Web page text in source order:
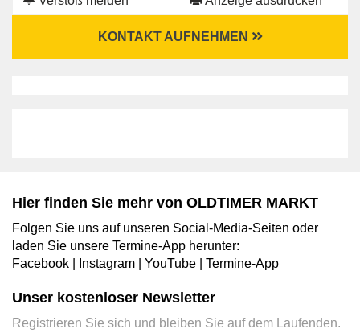
KONTAKT AUFNEHMEN
Hier finden Sie mehr von OLDTIMER MARKT
Folgen Sie uns auf unseren Social-Media-Seiten oder
laden Sie unsere Termine-App herunter:
Facebook
Instagram YouTube Termine-App
Unser kostenloser Newsletter
Registrieren Sie sich und bleiben Sie auf dem Laufenden.